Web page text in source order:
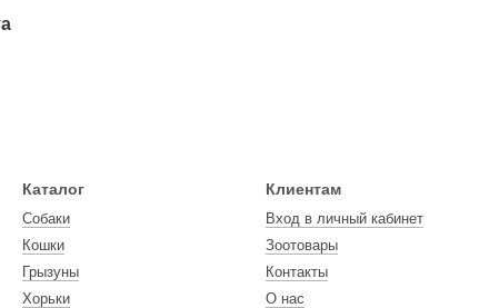
Каталог
Собаки
Кошки
Грызуны
Хорьки
Клиентам
Вход в личный кабинет
Зоотовары
Контакты
О нас